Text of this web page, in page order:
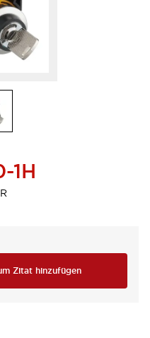
1H
Zitat hinzufügen